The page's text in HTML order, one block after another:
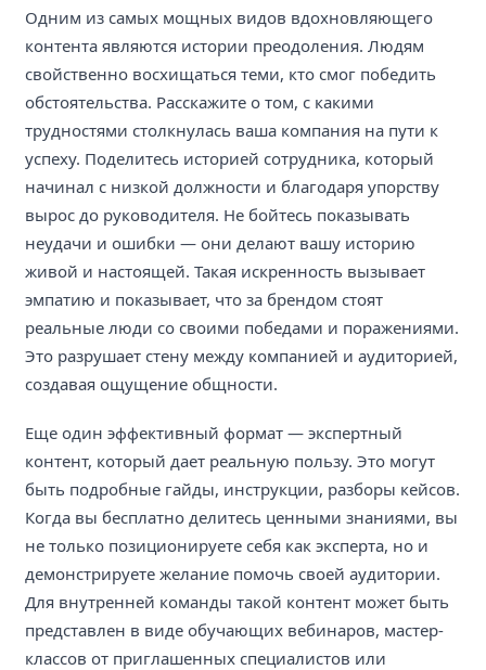
Одним из самых мощных видов вдохновляющего
контента являются истории преодоления. Людям
свойственно восхищаться теми, кто смог победить
обстоятельства. Расскажите о том, с какими
трудностями столкнулась ваша компания на пути к
успеху. Поделитесь историей сотрудника, который
начинал с низкой должности и благодаря упорству
вырос до руководителя. Не бойтесь показывать
неудачи и ошибки — они делают вашу историю
живой и настоящей. Такая искренность вызывает
эмпатию и показывает, что за брендом стоят
реальные люди со своими победами и поражениями.
Это разрушает стену между компанией и аудиторией,
создавая ощущение общности.
Еще один эффективный формат — экспертный
контент, который дает реальную пользу. Это могут
быть подробные гайды, инструкции, разборы кейсов.
Когда вы бесплатно делитесь ценными знаниями, вы
не только позиционируете себя как эксперта, но и
демонстрируете желание помочь своей аудитории.
Для внутренней команды такой контент может быть
представлен в виде обучающих вебинаров, мастер-
классов от приглашенных специалистов или